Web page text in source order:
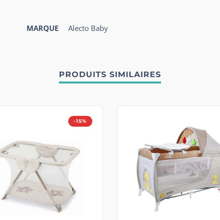
MARQUE Alecto Baby
PRODUITS SIMILAIRES
-15%